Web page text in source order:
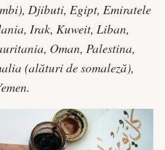
Djibuti, Egipt, Emiratele
Irak, Kuweit, Liban,
Oman, Palestina,
(alături de somaleză),